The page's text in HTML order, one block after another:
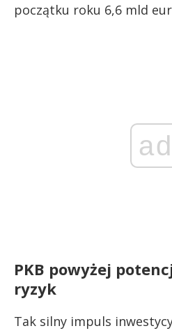
początku roku 6,6 mld
ad
PKB powyżej
ryzyk
Tak silny impuls